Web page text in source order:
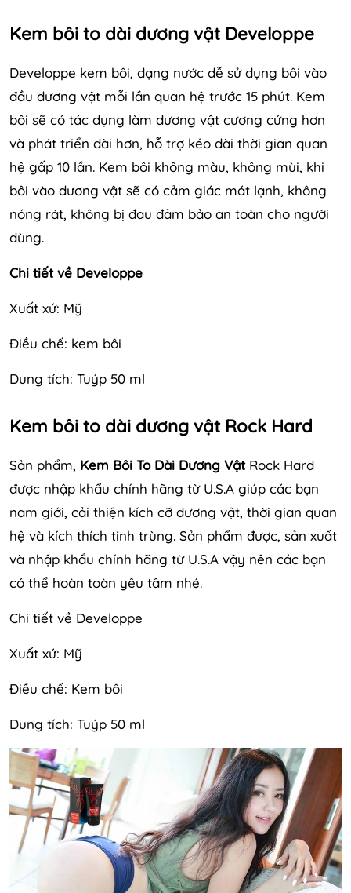
Kem bôi to dài dương vật Developpe
Developpe kem bôi, dạng nước dễ sử dụng bôi vào
đầu dương vật mỗi lần quan hệ trước 15 phút. Kem
bôi sẽ có tác dụng làm dương vật cương cứng hơn
và phát triển dài hơn, hỗ trợ kéo dài thời gian quan
hệ gấp 10 lần. Kem bôi không màu, không mùi, khi
bôi vào dương vật sẽ có cảm giác mát lạnh, không
nóng rát, không bị đau đảm bảo an toàn cho người
dùng.
Chi tiết về Developpe
Xuất xứ: Mỹ
Điều chế: kem bôi
Dung tích: Tuýp 50 ml
Kem bôi to dài dương vật Rock Hard
Sản phẩm, Kem Bôi To Dài Dương VậtRock Hard
được nhập khẩu chính hãng từ U.S.A giúp các bạn
nam giới, cải thiện kích cỡ dương vật, thời gian quan
hệ và kích thích tinh trùng. Sản phẩm được, sản xuất
và nhập khẩu chính hãng từ U.S.A vậy nên các bạn
có thể hoàn toàn yêu tâm nhé.
Chi tiết về Developpe
Xuất xứ: Mỹ
Điều chế: Kem bôi
Dung tích: Tuýp 50 ml